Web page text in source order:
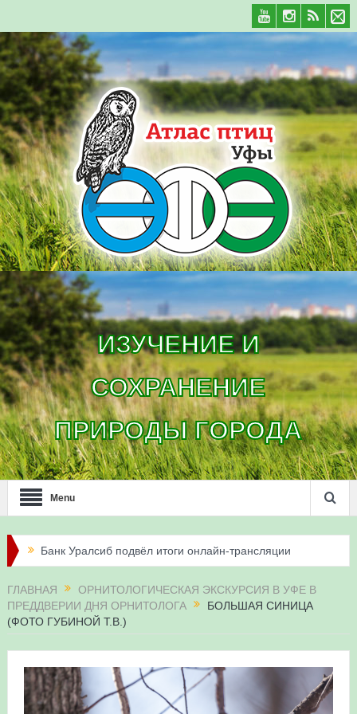
ИЗУЧЕНИЕ И
СОХРАНЕНИЕ
ПРИРОДЫ ГОРОДА
Menu
Банк Уралсиб подвёл итоги онлайн-трансляции
Итоги акции «Соловьиные вечера-2026» в
Три птенца сапсанов Уралсиба получили имена и
кольца
ГЛАВНАЯ
ОРНИТОЛОГИЧЕСКАЯ ЭКСКУРСИЯ В УФЕ В
ПРЕДДВЕРИИ ДНЯ ОРНИТОЛОГА
БОЛЬШАЯ СИНИЦА
(ФОТО ГУБИНОЙ Т.В.)